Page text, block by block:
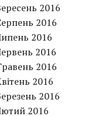
2016
2016
2016
2016
2016
2016
2016
2016